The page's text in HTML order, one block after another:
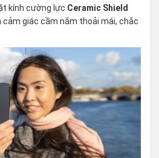
kính cường lực Ceramic Shield
cảm giác cầm nắm thoải mái, chắc